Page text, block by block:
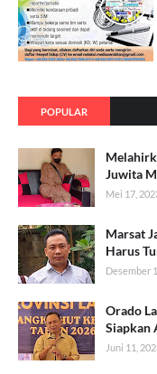
POPULAR
Juwita
Mei 17,
Marsat
Harus
Desember
Orado
Siapkan
Juni 11,